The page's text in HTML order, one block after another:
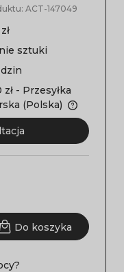
ACT-147049
sztuki
- Przesyłka
(Polska)
Do koszyka